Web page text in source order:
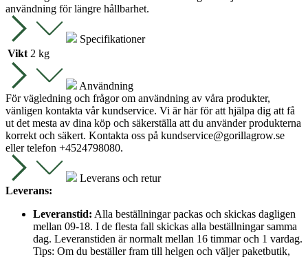
användning för längre hållbarhet.
Specifikationer
Vikt 2 kg
Användning
För vägledning och frågor om användning av våra produkter,
vänligen kontakta vår kundservice. Vi är här för att hjälpa dig att få
ut det mesta av dina köp och säkerställa att du använder produkterna
korrekt och säkert. Kontakta oss på kundservice@gorillagrow.se
eller telefon +4524798080.
Leverans och retur
Leverans:
Leveranstid: Alla beställningar packas och skickas dagligen
mellan 09-18. I de flesta fall skickas alla beställningar samma
dag. Leveranstiden är normalt mellan 16 timmar och 1 vardag.
Tips: Om du beställer fram till helgen och väljer paketbutik,